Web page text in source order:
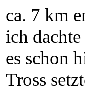
ca. 7 km
ich
es schon
Tross